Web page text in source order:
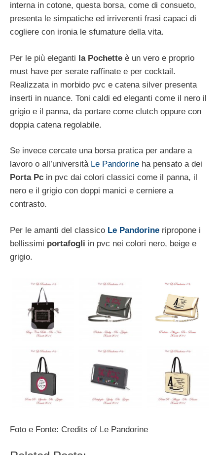
interna in cotone, questa borsa, come di consueto,
presenta le simpatiche ed irriverenti frasi capaci di
cogliere con ironia le sfumature della vita.
Per le più eleganti la Pochette è un vero e proprio
must have per serate raffinate e per cocktail.
Realizzata in morbido pvc e catena silver presenta
inserti in nuance. Toni caldi ed eleganti come il nero il
grigio e il panna, da portare come clutch oppure con
doppia catena regolabile.
Se invece cercate una borsa pratica per andare a
lavoro o all’università Le Pandorine ha pensato a dei
Porta Pc in pvc dai colori classici come il panna, il
nero e il grigio con doppi manici e cerniere a
contrasto.
Per le amanti del classico Le Pandorine ripropone i
bellissimi portafogli in pvc nei colori nero, beige e
grigio.
Foto e Fonte: Credits of Le Pandorine